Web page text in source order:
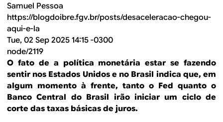
Samuel Pessoa
https://blogdoibre.fgv.br/posts/desaceleracao-chegou-
aqui-e-la
Tue, 02 Sep 2025 14:15 -0300
node/2119
O fato de a política monetária estar se fazendo
sentir nos Estados Unidos e no Brasil indica que, em
algum momento à frente, tanto o Fed quanto o
Banco Central do Brasil irão iniciar um ciclo de
corte das taxas básicas de juros.